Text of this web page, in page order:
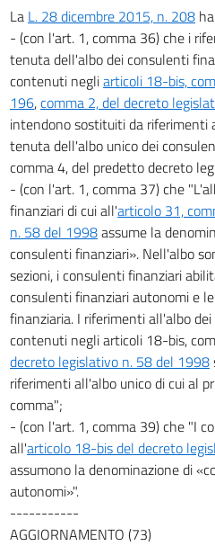
7 novies
7 decies
7 undecies
7 duodecies
8
8 bis
8 ter
9
10
11
11 bis
12
12 bis
CAPO
ESPONENTI AZIENDALI E
14
15
15 bis
16
La L. 28 dicembre 2015, n. 208
- (con l'art. 1, comma 36) che i
tenuta dell'albo dei consulenti
contenuti negliarticoli 18-bis,
196,comma 2, del decreto
intendono sostituiti da riferimenti
tenuta dell'albo unico dei
comma 4, del predetto decreto
- (con l'art. 1, comma 37) che
finanziari di cui all'articolo 31,
n. 58 del 1998assume la
consulenti finanziari». Nell'albo
sezioni, i consulenti finanziari
consulenti finanziari autonomi e
finanziaria. I riferimenti all'albo
contenuti negli articoli 18-bis,
decreto legislativo n. 58 del 1998
riferimenti all'albo unico di cui al
comma";
- (con l'art. 1, comma 39) che "I
all'articolo 18-bis del decreto
assumono la denominazione di
autonomi»".
-----------
AGGIORNAMENTO (73)